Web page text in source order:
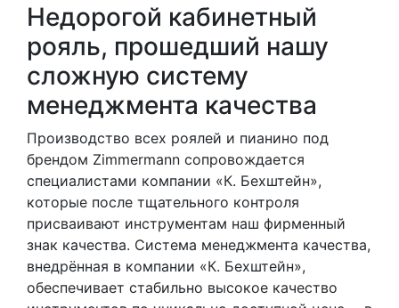
Недорогой кабинетный
рояль, прошедший нашу
сложную систему
менеджмента качества
Производство всех роялей и пианино под
брендом Zimmermann сопровождается
специалистами компании «К. Бехштейн»,
которые после тщательного контроля
присваивают инструментам наш фирменный
знак качества. Система менеджмента качества,
внедрённая в компании «К. Бехштейн»,
обеспечивает стабильно высокое качество